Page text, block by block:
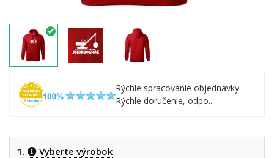
Rýchle spracovanie objednávky.
Rýchle doručenie, odpo...
1. Vyberte výrobok